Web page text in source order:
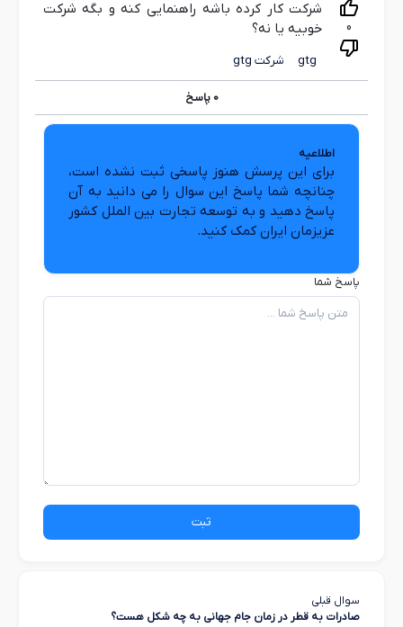
0
شرکت کار کرده باشه راهنمایی کنه و بگه شرکت
خوبیه یا نه؟
gtg شرکت gtg
0پاسخ
اطلاعیه
برای این پرسش هنوز پاسخی ثبت نشده است،
چنانچه شما پاسخ این سوال را می دانید به آن
پاسخ دهید و به توسعه تجارت بین الملل کشور
عزیزمان ایران کمک کنید.
پاسخ شما
ثبت
سوال قبلی
صادرات به قطر در زمان جام جهانی به چه شکل هست؟